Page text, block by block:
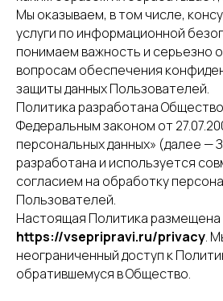
Мы оказываем, в том числе,
услуги по информационной
понимаем важность и серьезно
вопросам обеспечения
защиты данных Пользователей.
Политика разработана
Федеральным законом от
персональных данных» (далее —
разработана и используется
согласием на обработку
Пользователей.
Настоящая Политика размещена
https://vsepripravi.ru/privacy.
неограниченный доступ к
обратившемуся в Общество.